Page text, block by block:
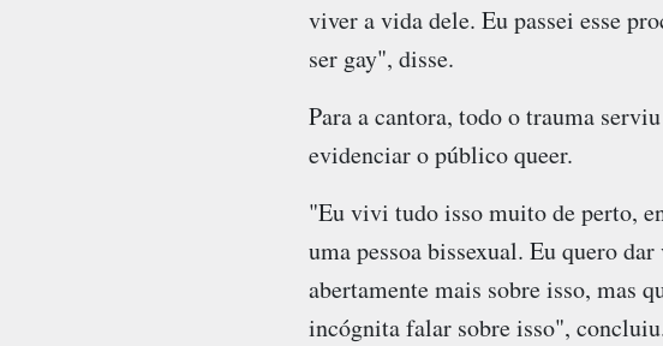
viver a vida dele. Eu passei esse
ser gay", disse.
Para a cantora, todo o trauma
evidenciar o público queer.
"Eu vivi tudo isso muito de perto,
uma pessoa bissexual. Eu quero
abertamente mais sobre isso, mas
incógnita falar sobre isso",